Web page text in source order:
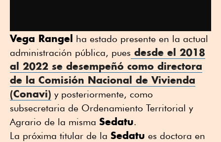
Vega Rangel ha estado presente en la actual
administración pública, pues desde el 2018
al 2022 se desempeñó como directora
de la Comisión Nacional de Vivienda
(Conavi) y posteriormente, como
subsecretaria de Ordenamiento Territorial y
Agrario de la misma Sedatu.
La próxima titular de la Sedatu es doctora en